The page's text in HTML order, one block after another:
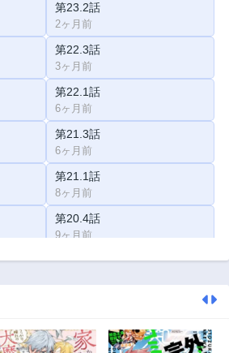
第23.2話
2ヶ月前
第22.3話
3ヶ月前
第22.1話
6ヶ月前
第21.3話
6ヶ月前
第21.1話
8ヶ月前
第20.4話
9ヶ月前
第20.2話
第19.3話